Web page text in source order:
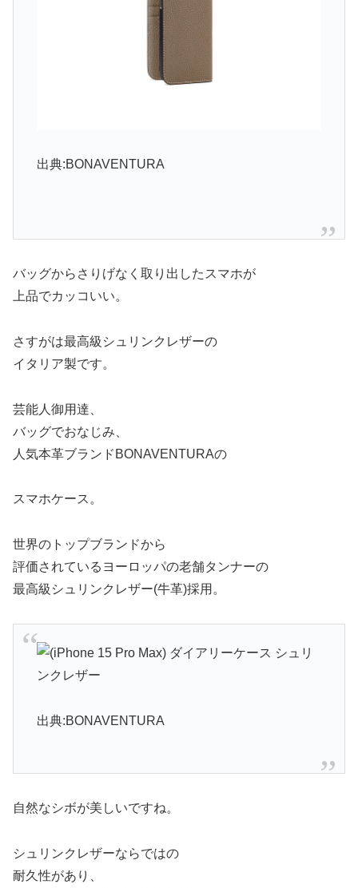
出典:BONAVENTURA
バッグからさりげなく取り出したスマホが
上品でカッコいい。
さすがは最高級シュリンクレザーの
イタリア製です。
芸能人御用達、
バッグでおなじみ、
人気本革ブランドBONAVENTURAの
スマホケース。
世界のトップブランドから
評価されているヨーロッパの老舗タンナーの
最高級シュリンクレザー(牛革)採用。
出典:BONAVENTURA
自然なシボが美しいですね。
シュリンクレザーならではの
耐久性があり、